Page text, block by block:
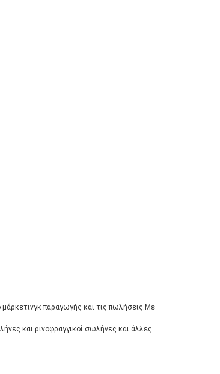
μάρκετινγκ παραγωγής και τις πωλήσεις.Με
και ρινοφραγγικοί σωλήνες και άλλες